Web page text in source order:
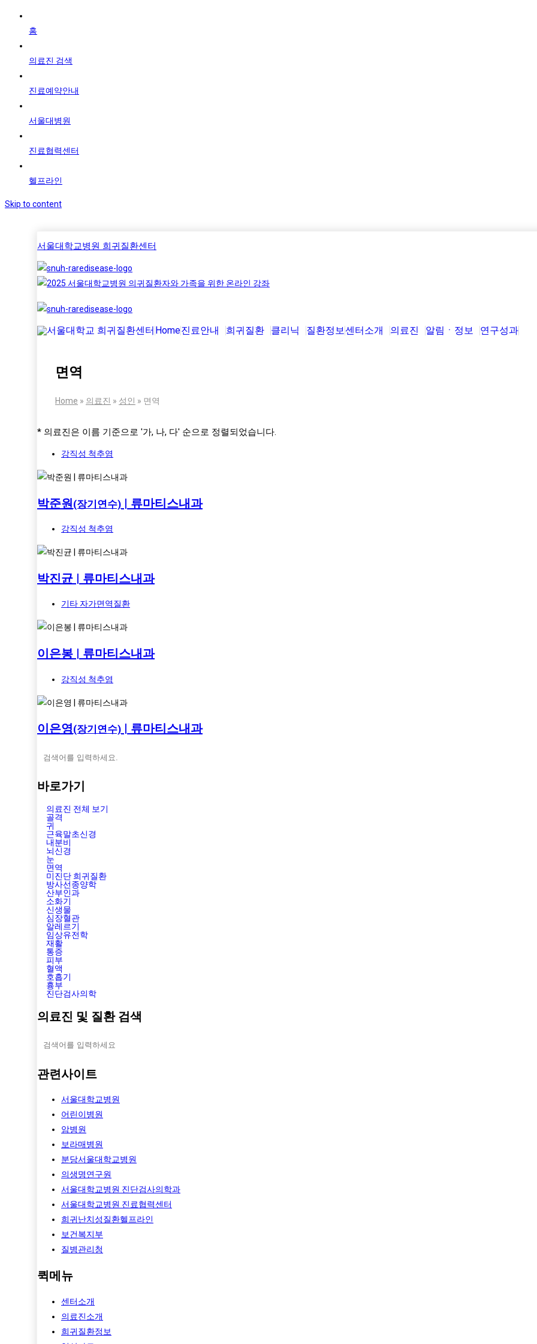
홈
의료진 검색
진료예약안내
서울대병원
진료협력센터
헬프라인
Skip to content
서울대학교병원 희귀질환센터
Home진료안내 희귀질환 클리닉 질환정보센터소개 의료진 알림ㆍ정보 연구성과
면역
Home » 의료진 » 성인 » 면역
* 의료진은 이름 기준으로 '가, 나, 다' 순으로 정렬되었습니다.
강직성 척추염
박준원(장기연수) | 류마티스내과
강직성 척추염
박진균 | 류마티스내과
기타 자가면역질환
이은봉 | 류마티스내과
강직성 척추염
이은영(장기연수) | 류마티스내과
바로가기
의료진 전체 보기
골격
귀
근육말초신경
내분비
뇌신경
눈
면역
미진단 희귀질환
방사선종양학
산부인과
소화기
신생물
심장혈관
알레르기
임상유전학
재활
통증
피부
혈액
호흡기
흉부
진단검사의학
의료진 및 질환 검색
관련사이트
서울대학교병원
어린이병원
암병원
보라매병원
분당서울대학교병원
의생명연구원
서울대학교병원 진단검사의학과
서울대학교병원 진료협력센터
희귀난치성질환헬프라인
보건복지부
질병관리청
퀵메뉴
센터소개
의료진소개
희귀질환정보